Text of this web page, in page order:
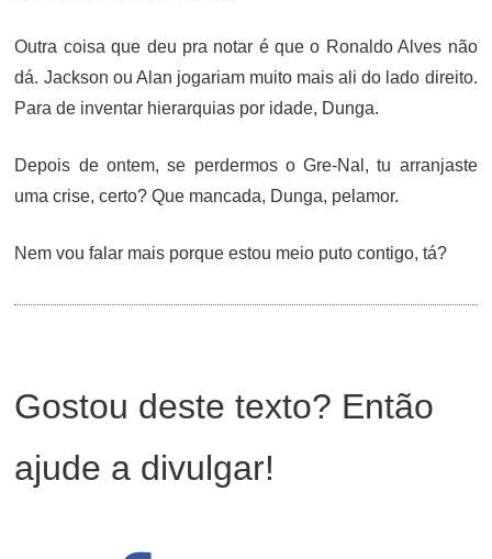
Outra coisa que deu pra notar é que o Ronaldo Alves não
dá. Jackson ou Alan jogariam muito mais ali do lado direito.
Para de inventar hierarquias por idade, Dunga.
Depois de ontem, se perdermos o Gre-Nal, tu arranjaste
uma crise, certo? Que mancada, Dunga, pelamor.
Nem vou falar mais porque estou meio puto contigo, tá?
Gostou deste texto? Então
ajude a divulgar!